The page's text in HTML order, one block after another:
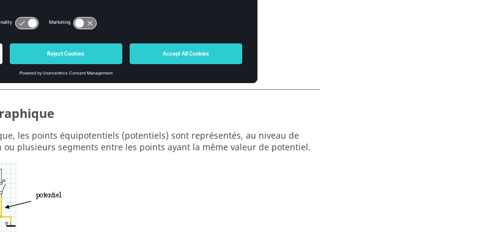
de circuit (composant visualisable graphiquement)
(composant visualisable graphiquement suivant le format)
(composant non visualisable graphiquement)
les points équipotentiels (potentiels) sont représentés, au niveau de
plusieurs segments entre les points ayant la même valeur de potentiel.